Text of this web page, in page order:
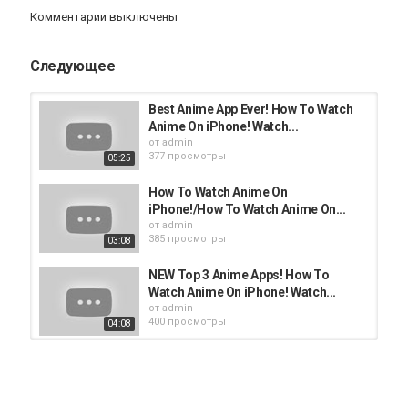
iphone
Комментарии выключены
Следующее
05:25
Best Anime App Ever! How To Watch
Anime On iPhone! Watch...
от admin
377 просмотры
03:08
How To Watch Anime On
iPhone!/How To Watch Anime On...
от admin
385 просмотры
04:08
NEW Top 3 Anime Apps! How To
Watch Anime On iPhone! Watch...
от admin
400 просмотры